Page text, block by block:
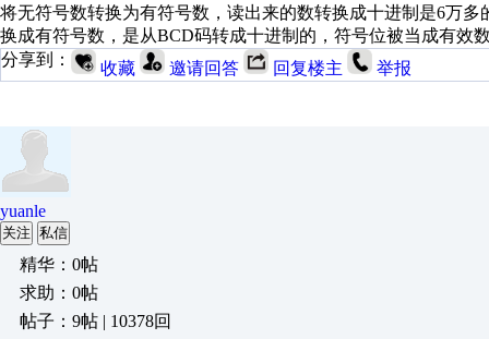
将无符号数转换为有符号数，读出来的数转换成十进制是6万
换成有符号数，是从BCD码转成十进制的，符号位被当成有效
分享到：
收藏 邀请回答 回复楼主 举报
yuanle
关注 私信
精华：0帖
求助：0帖
帖子：9帖 | 10378回